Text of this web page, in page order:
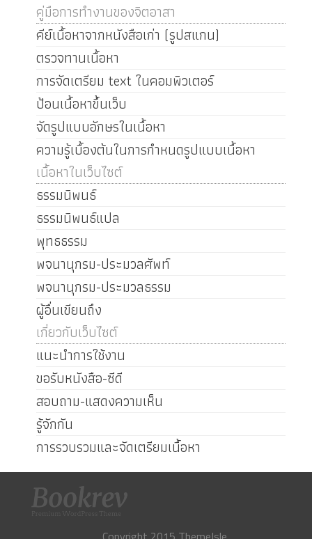
คู่มือการทำงานของจิตอาสา
คีย์เนื้อหาจากหนังสือเก่า (รูปสแกน)
ตรวจทานเนื้อหา
การจัดเตรียม text ในคอมพิวเตอร์
ป้อนเนื้อหาขึ้นเว็บ
จัดรูปแบบอักษรในเนื้อหา
ความรู้เบื้องต้นในการกำหนดรูปแบบเนื้อหา
เนื้อหาในเว็บไซต์
ธรรมนิพนธ์
ธรรมนิพนธ์แปล
พุทธธรรม
พจนานุกรม-ประมวลศัพท์
พจนานุกรม-ประมวลธรรม
ผู้อื่นเขียนถึง
เกี่ยวกับเว็บไซต์
แนะนำการใช้งาน
ขอรับหนังสือ-ซีดี
สอบถาม-แสดงความเห็น
รู้จักกัน
การรวบรวมและจัดเตรียมเนื้อหา